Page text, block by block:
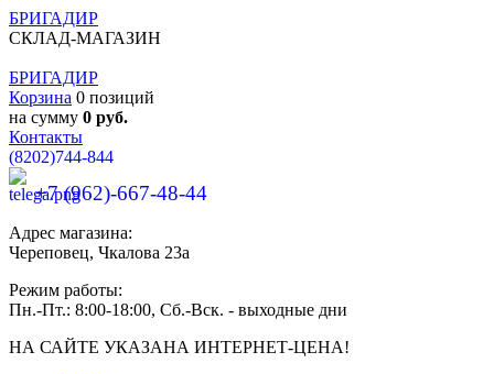
БРИГАДИР
СКЛАД-МАГАЗИН
БРИГАДИР
Корзина 0 позиций
на сумму 0 руб.
Контакты
(8202)744-844
+7 (962)-667-48-44
Адрес магазина:
Череповец, Чкалова 23а
Режим работы:
Пн.-Пт.: 8:00-18:00, Сб.-Вск. - выходные дни
НА САЙТЕ УКАЗАНА ИНТЕРНЕТ-ЦЕНА!